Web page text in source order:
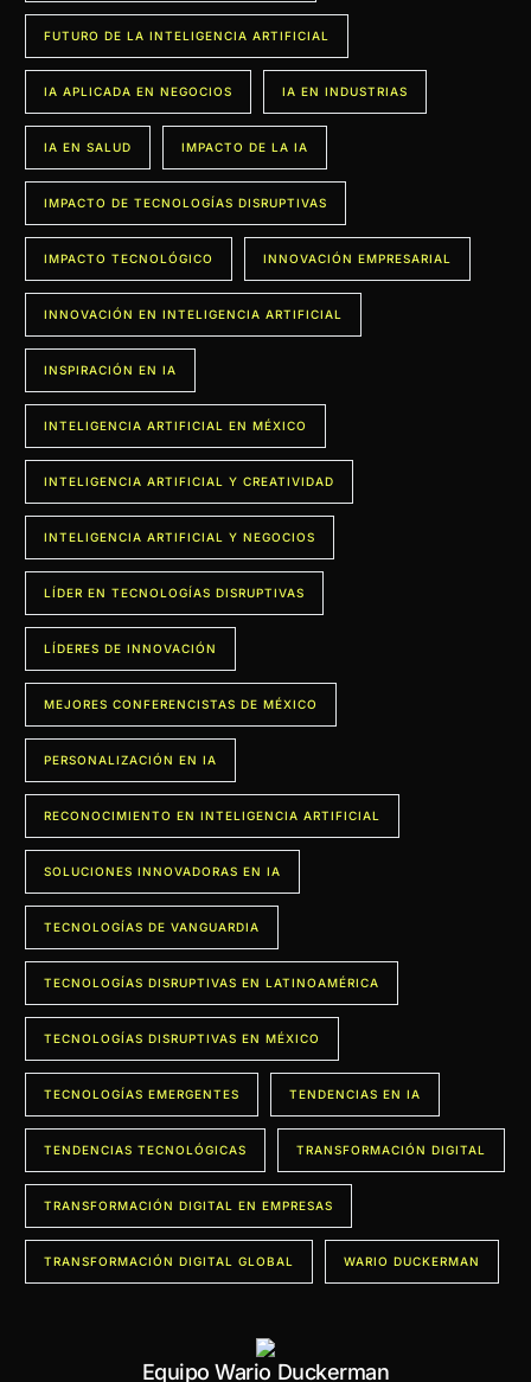
FUTURO DE LA INTELIGENCIA ARTIFICIAL
IA APLICADA EN NEGOCIOS IA EN INDUSTRIAS
IA EN SALUD IMPACTO DE LA IA
IMPACTO DE TECNOLOGÍAS DISRUPTIVAS
IMPACTO TECNOLÓGICO INNOVACIÓN EMPRESARIAL
INNOVACIÓN EN INTELIGENCIA ARTIFICIAL
INSPIRACIÓN EN IA
INTELIGENCIA ARTIFICIAL EN MÉXICO
INTELIGENCIA ARTIFICIAL Y CREATIVIDAD
INTELIGENCIA ARTIFICIAL Y NEGOCIOS
LÍDER EN TECNOLOGÍAS DISRUPTIVAS
LÍDERES DE INNOVACIÓN
MEJORES CONFERENCISTAS DE MÉXICO
PERSONALIZACIÓN EN IA
RECONOCIMIENTO EN INTELIGENCIA ARTIFICIAL
SOLUCIONES INNOVADORAS EN IA
TECNOLOGÍAS DE VANGUARDIA
TECNOLOGÍAS DISRUPTIVAS EN LATINOAMÉRICA
TECNOLOGÍAS DISRUPTIVAS EN MÉXICO
TECNOLOGÍAS EMERGENTES TENDENCIAS EN IA
TENDENCIAS TECNOLÓGICAS TRANSFORMACIÓN DIGITAL
TRANSFORMACIÓN DIGITAL EN EMPRESAS
TRANSFORMACIÓN DIGITAL GLOBAL WARIO DUCKERMAN
Equipo Wario Duckerman